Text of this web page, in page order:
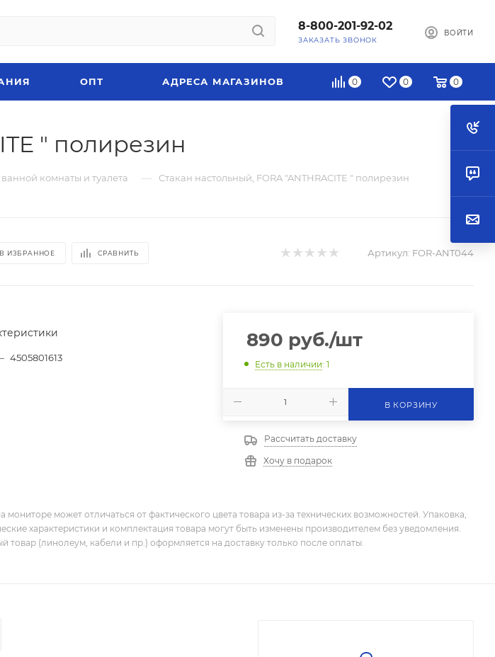
8-800-201-92-02
ЗАКАЗАТЬ ЗВОНОК
ВОЙТИ
0 0 0
ОПТ АДРЕСА МАГАЗИНОВ
" полирезин
комнаты и туалета — Стакан настольный, FORA "ANTHRACITE " полирезин
В ИЗБРАННОЕ СРАВНИТЬ Артикул: FOR-ANT044
4505801613
890 руб./шт
Есть в наличии: 1
В КОРЗИНУ
Рассчитать доставку
Хочу в подарок
мониторе может отличаться от фактического цвета товара из-за технических возможностей. Упаковка,
характеристики и комплектация товара могут быть изменены производителем без уведомления.
товар (линолеум, кабели и пр.) оформляется на доставку только после оплаты.